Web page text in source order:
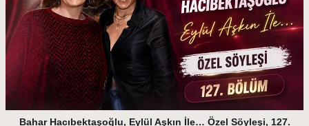
Bahar Hacıbektaşoğlu, Eylül Aşkın İle… Özel Söyleşi, 127.